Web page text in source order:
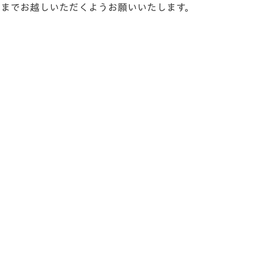
お越しいただくようお願いいたします。